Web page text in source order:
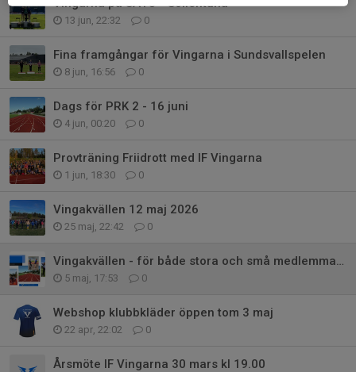
Vingarna på SAYO - Sollentuna
13 jun, 22:32 0
Fina framgångar för Vingarna i Sundsvallspelen
8 jun, 16:56 0
Dags för PRK 2 - 16 juni
4 jun, 00:20 0
Provträning Friidrott med IF Vingarna
1 jun, 18:30 0
Vingakvällen 12 maj 2026
25 maj, 22:42 0
Vingakvällen - för både stora och små medlemmar i IF Vingarna
5 maj, 17:53 0
Webshop klubbkläder öppen tom 3 maj
22 apr, 22:02 0
Årsmöte IF Vingarna 30 mars kl 19.00